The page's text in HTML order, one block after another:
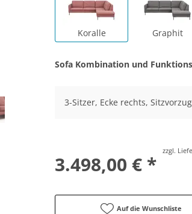
Koralle Graphit
Sofa Kombination und
3-Sitzer, Ecke rechts,
3.498,00 € *
zzgl.
Auf die Wunschliste